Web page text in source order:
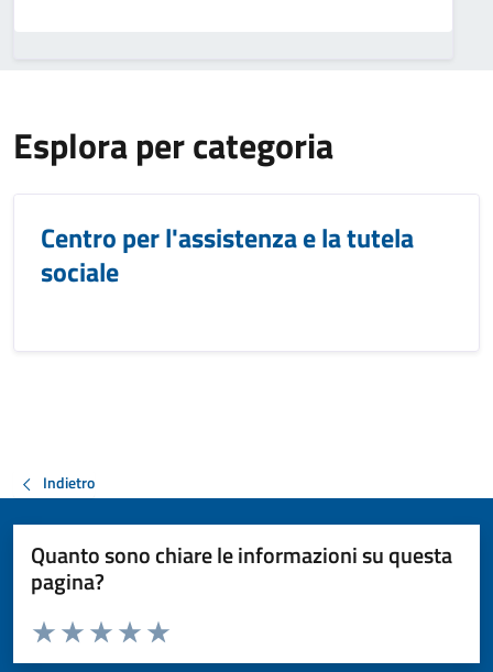
Esplora per categoria
Centro per l'assistenza e la tutela
sociale
Indietro
Quanto sono chiare le informazioni su questa
pagina?
Valuta da 1 a 5 stelle la pagina
Valuta 5 stelle su 5
Valuta 4 stelle su 5
Valuta 3 stelle su 5
Valuta 2 stelle su 5
Valuta 1 stelle su 5